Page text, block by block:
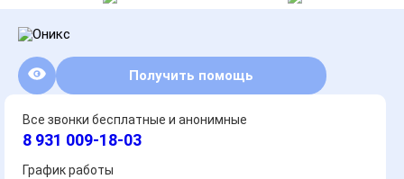
Получить помощь
Все звонки бесплатные и анонимные
8 931 009-18-03
График работы